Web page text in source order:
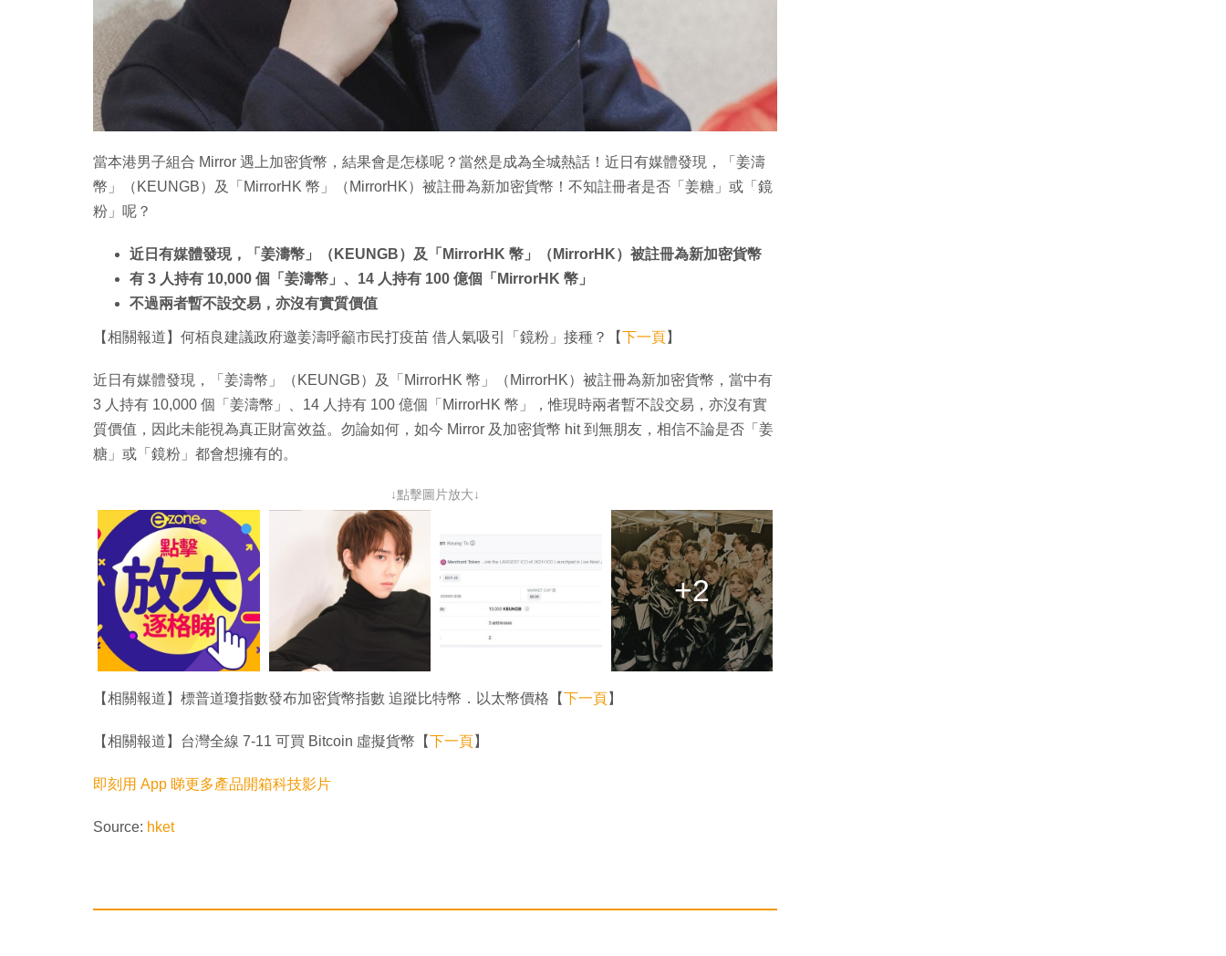
當本港男子組合 Mirror 遇上加密貨幣，結果會是怎樣呢？當然是成為全城熱話！近日有媒體發現，「姜濤
幣」（KEUNGB）及「MirrorHK 幣」（MirrorHK）被註冊為新加密貨幣！不知註冊者是否「姜糖」或「鏡
粉」呢？
近日有媒體發現，「姜濤幣」（KEUNGB）及「MirrorHK 幣」（MirrorHK）被註冊為新加密貨幣
有 3 人持有 10,000 個「姜濤幣」、14 人持有 100 億個「MirrorHK 幣」
不過兩者暫不設交易，亦沒有實質價值
【相關報道】何栢良建議政府邀姜濤呼籲市民打疫苗 借人氣吸引「鏡粉」接種？【下一頁】
近日有媒體發現，「姜濤幣」（KEUNGB）及「MirrorHK 幣」（MirrorHK）被註冊為新加密貨幣，當中有
3 人持有 10,000 個「姜濤幣」、14 人持有 100 億個「MirrorHK 幣」，惟現時兩者暫不設交易，亦沒有實
質價值，因此未能視為真正財富效益。勿論如何，如今 Mirror 及加密貨幣 hit 到無朋友，相信不論是否「姜
糖」或「鏡粉」都會想擁有的。
↓點擊圖片放大↓
+2
【相關報道】標普道瓊指數發布加密貨幣指數 追蹤比特幣．以太幣價格【下一頁】
【相關報道】台灣全線 7-11 可買 Bitcoin 虛擬貨幣【下一頁】
即刻用 App 睇更多產品開箱科技影片
Source: hket